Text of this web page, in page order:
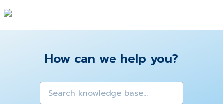
How can we help you?